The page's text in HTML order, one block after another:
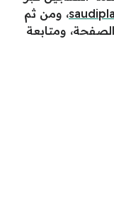
، ومن ثم
ومتابعة